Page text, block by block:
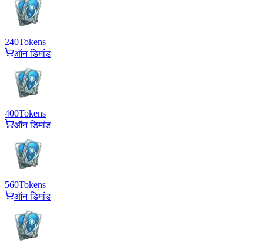
240Tokens
ऑन डिमांड
400Tokens
ऑन डिमांड
560Tokens
ऑन डिमांड